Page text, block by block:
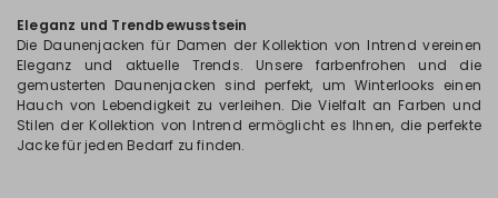
Eleganz und Trendbewusstsein
Die Daunenjacken für Damen der Kollektion von Intrend vereinen
Eleganz und aktuelle Trends. Unsere farbenfrohen und die
gemusterten Daunenjacken sind perfekt, um Winterlooks einen
Hauch von Lebendigkeit zu verleihen. Die Vielfalt an Farben und
Stilen der Kollektion von Intrend ermöglicht es Ihnen, die perfekte
Jacke für jeden Bedarf zu finden.